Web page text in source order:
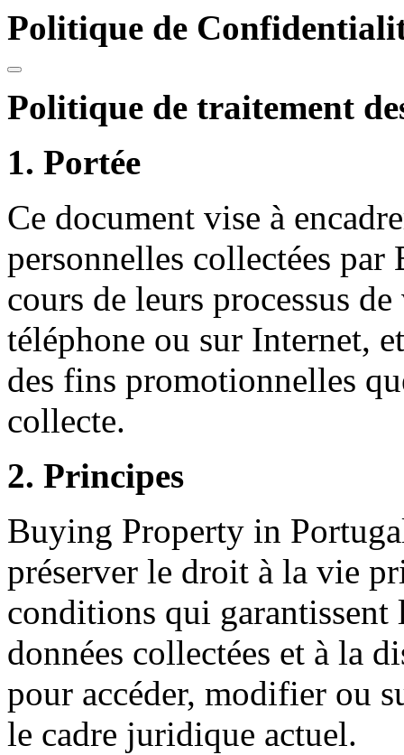
Politique de
Politique de traitement
1. Portée
Ce document vise à
personnelles collectées
cours de leurs processus
téléphone ou sur Internet,
des fins promotionnelles
collecte.
2. Principes
Buying Property in
préserver le droit à la vie
conditions qui garantissent
données collectées et à la
pour accéder, modifier ou
le cadre juridique actuel.